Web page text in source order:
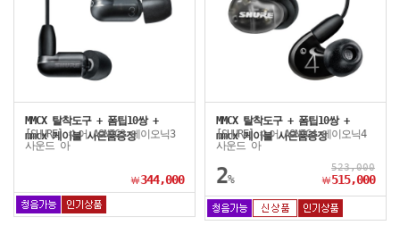
MMCX 탈착도구 + 폼팁10쌍 +
mmcx 케이블 사은품증정
[SHURE] 슈어 AONIC3 에이오닉3
사운드 아
￦344,000
MMCX 탈착도구 + 폼팁10쌍 +
mmcx 케이블 사은품증정
[SHURE] 슈어 AONIC4 에이오닉4
사운드 아
2%
523,000
￦515,000